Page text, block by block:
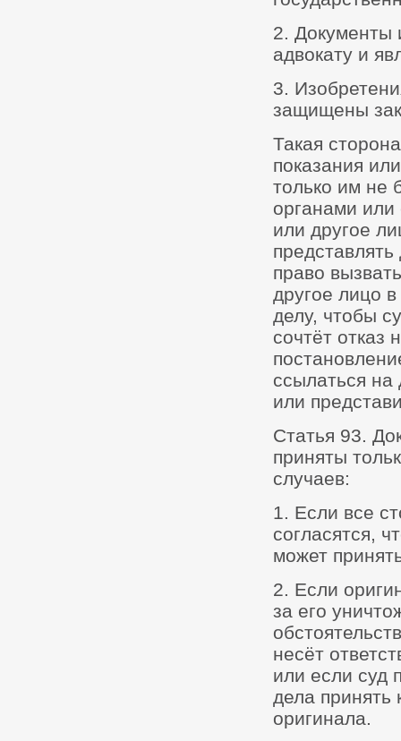
2. Документы
адвокату и
3.
защищены
Такая
показания
только им не
органами
или другое
право
другое лицо
делу, чтобы
сочтёт отказ
ссылаться на
или
Статья 93.
приняты
случаев:
1. Если все
согласятся,
может
2. Если
за его
несёт
или если суд
дела принять
оригинала.